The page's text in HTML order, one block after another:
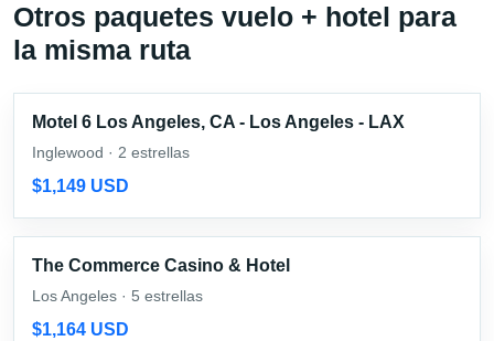
Otros paquetes vuelo + hotel para
la misma ruta
Motel 6 Los Angeles, CA - Los Angeles - LAX
Inglewood · 2 estrellas
$1,149 USD
The Commerce Casino & Hotel
Los Angeles · 5 estrellas
$1,164 USD